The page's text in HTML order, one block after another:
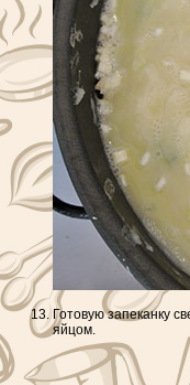
Готовую запеканку
яйцом.